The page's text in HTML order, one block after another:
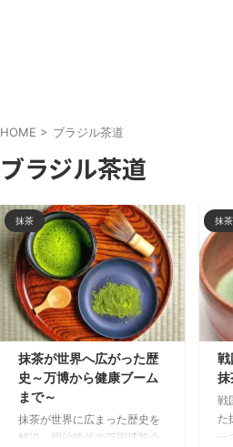
HOME > ブラジル茶道
ブラジル茶道
抹茶
抹茶が世界へ広がった歴
史～万博から健康ブーム
まで～
抹茶が世界に広まった歴史を
解説。明治時代の万国博覧会
抹茶
戦
抹
戦
た